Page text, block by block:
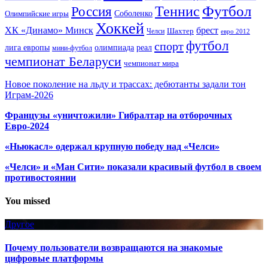
Олимпийские игры Россия Соболенко Теннис Футбол
ХК «Динамо» Минск Хоккей Челси Шахтер брест евро 2012
лига европы мини-футбол олимпиада реал спортфутбол
чемпионат Беларуси чемпионат мира
Новое поколение на льду и трассах: дебютанты задали тон
Играм-2026
Французы «уничтожили» Гибралтар на отборочных
Евро-2024
«Ньюкасл» одержал крупную победу над «Челси»
«Челси» и «Ман Сити» показали красивый футбол в своем
противостоянии
You missed
Другое
Почему пользователи возвращаются на знакомые
цифровые платформы